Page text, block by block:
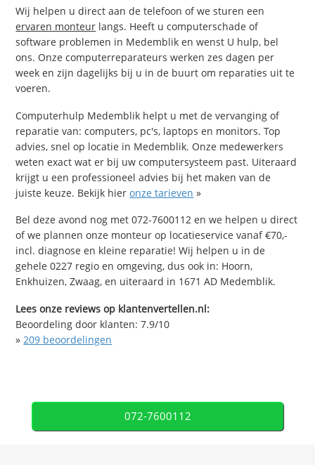
Wij helpen u direct aan de telefoon of we sturen een
ervaren monteur langs. Heeft u computerschade of
software problemen in Medemblik en wenst U hulp, bel
ons. Onze computerreparateurs werken zes dagen per
week en zijn dagelijks bij u in de buurt om reparaties uit te
voeren.
Computerhulp Medemblik helpt u met de vervanging of
reparatie van: computers, pc's, laptops en monitors. Top
advies, snel op locatie in Medemblik. Onze medewerkers
weten exact wat er bij uw computersysteem past. Uiteraard
krijgt u een professioneel advies bij het maken van de
juiste keuze. Bekijk hieronze tarieven »
Bel deze avond nog met 072-7600112 en we helpen u direct
of we plannen onze monteur op locatieservice vanaf €70,-
incl. diagnose en kleine reparatie! Wij helpen u in de
gehele 0227 regio en omgeving, dus ook in: Hoorn,
Enkhuizen, Zwaag, en uiteraard in 1671 AD Medemblik.
Lees onze reviews op klantenvertellen.nl:
Beoordeling door klanten:7.9/10
»209 beoordelingen
072-7600112